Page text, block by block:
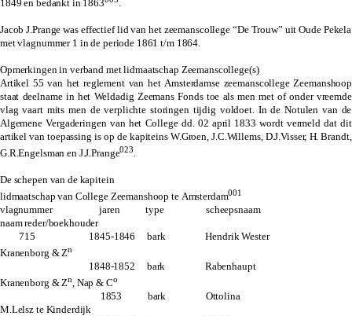
1849 en bedankt in 1863
.
Jacob J.Prange was effectief lid van het zeemanscollege “De Trouw” uit Oude Pekela
met vlagnummer 1 in de periode 1861 t/m 1864.
Opmerkingen in verband met lidmaatschap Zeemanscollege(s)
Artikel 55 van het reglement van het Amsterdamse zeemanscollege Zeemanshoop
staat deelname in het Weldadig Zeemans Fonds toe als men met of onder vreemde
vlag vaart mits men de verplichte storingen tijdig voldoet. In de Notulen van de
Algemene Vergaderingen van het College dd. 02 april 1833 wordt vermeld dat dit
artikel van toepassing is op de kapiteins W.Groen, J.C.Willems, D.J.Visser, H. Brandt,
G.R.Engelsman en J.J.Prange023.
De schepen van de kapitein
lidmaatschap van College Zeemanshoop te Amsterdam001
vlagnummer jaren type scheepsnaam
naam reder/boekhouder
715 1845-1846 bark Hendrik Wester
Kranenborg & Zn
1848-1852 bark Rabenhaupt
Kranenborg & Zn, Nap & Co
1853 bark Ottolina
M.Lelsz te Kinderdijk